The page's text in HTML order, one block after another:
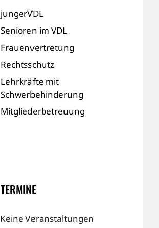
jungerVDL
Senioren im VDL
Frauenvertretung
Rechtsschutz
Lehrkräfte mit
Schwerbehinderung
Mitgliederbetreuung
TERMINE
Keine Veranstaltungen